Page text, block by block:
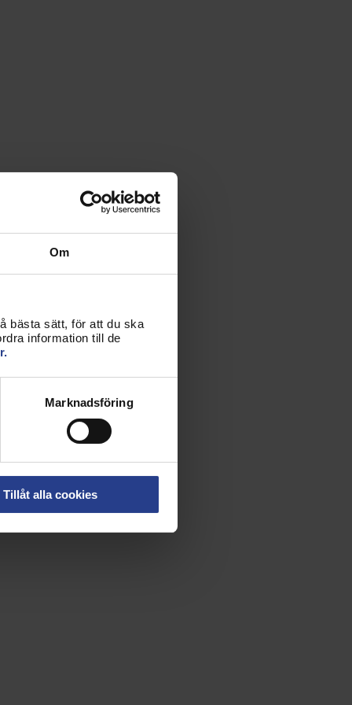
Om
bästa sätt, för att du ska
information till de
Marknadsföring
Tillåt alla cookies